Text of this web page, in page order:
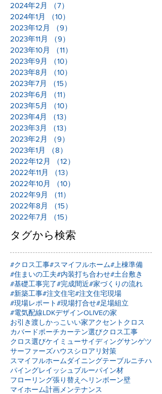
2024年2月
（7）
2024年1月
（10）
2023年12月
（9）
2023年11月
（9）
2023年10月
（11）
2023年9月
（10）
2023年8月
（10）
2023年7月
（15）
2023年6月
（11）
2023年5月
（10）
2023年4月
（13）
2023年3月
（13）
2023年2月
（9）
2023年1月
（8）
2022年12月
（12）
2022年11月
（13）
2022年10月
（10）
2022年9月
（11）
2022年8月
（15）
2022年7月
（15）
タグから検索
#クロス工事#スマイフルホーム#上棟準備
#住まいの工夫#内装打ち合わせ#土台敷き
#基礎工事完了#完成間近#家づくりの流れ
#新築工事#注文住宅#注文住宅現場
#現場レポート#現場打合せ#足場組立
#電気配線LDKデザインOLIVEの家
お引き渡しかっこいい家アクセントクロス
カバードポーチカーテン選びクロス工事
クロス選びケイミューサイディングサンゲツ
サーファーズハウスシロアリ対策
スマイフルホームダイニングテーブルニチハ
パイングレイッシュブルーパイン材
フローリング張り替え ヘリンボーン壁
マイホーム計画 メンテナンス